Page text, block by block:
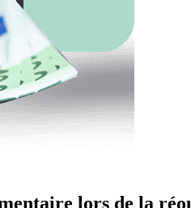
lors de la